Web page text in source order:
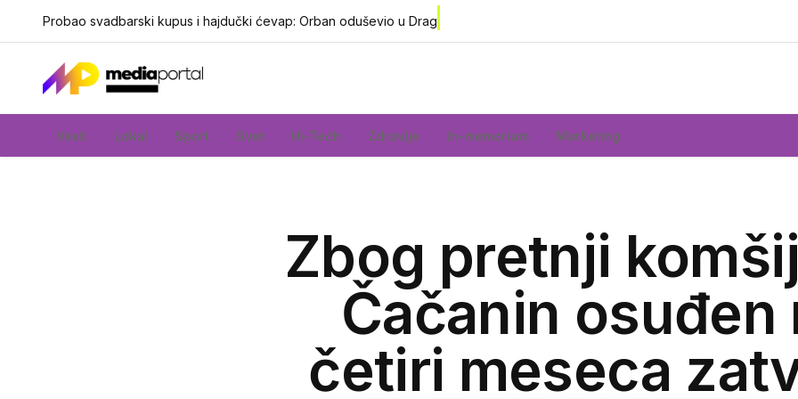
Probao svadbarski kupus i hajdučki ćevap: Orban oduševio u Dragačevu, na
Vesti Lokal Sport Svet Hi-Tech Zdravlje In-memoriam Marketing
Zbog pretnji
Čačanin osuđen
četiri meseca